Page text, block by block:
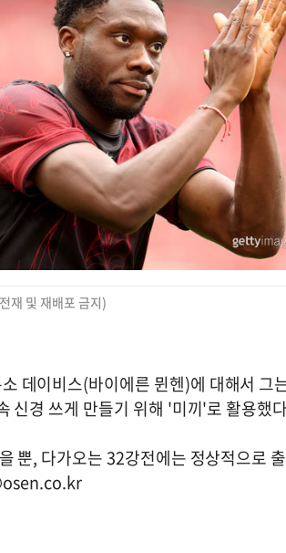
및 재배포 금지)
데이비스(바이에른 뮌헨)에 대해서 그
신경 쓰게 만들기 위해 '미끼'로 활용했
뿐, 다가오는 32강전에는 정상적으로